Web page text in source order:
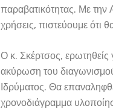
παραβατικότητας. Με την
χρήσεις, πιστεύουμε ότι
Ο κ. Σκέρτσος, ερωτηθείς
ακύρωση του
Ιδρύματος. Θα
χρονοδιάγραμμα